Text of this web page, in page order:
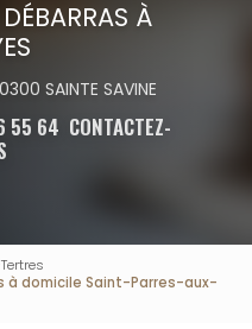
À
SAINTE SAVINE
55 64 CONTACTEZ-
à domicile Saint-Parres-aux-